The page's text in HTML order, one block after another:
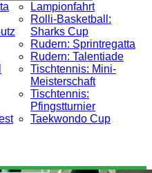
Lampionfahrt
Rolli-Basketball:
Sharks Cup
Rudern: Sprintregatta
Rudern: Talentiade
Tischtennis: Mini-
Meisterschaft
Tischtennis:
Pfingstturnier
Taekwondo Cup